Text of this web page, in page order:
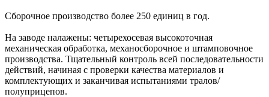
Сборочное производство более 250 единиц в год.
На заводе налажены: четырехосевая высокоточная
механическая обработка, механосборочное и штамповочное
производства. Тщательный контроль всей последовательности
действий, начиная c проверки качества материалов и
комплектующих и заканчивая испытаниями тралов/
полуприцепов.